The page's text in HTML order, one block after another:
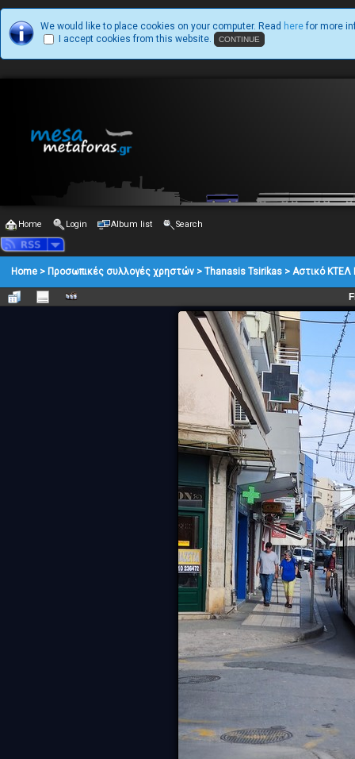
We would like to place cookies on your computer. Read here for more
I accept cookies from this website.
Home Login Album list Search
Home > Προσωπικές συλλογές χρηστών > Thanasis Tsirikas > Αστικό ΚΤΕΛ